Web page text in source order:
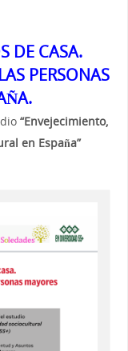
DE CASA.
PERSONAS
“Envejecimiento,
en España”